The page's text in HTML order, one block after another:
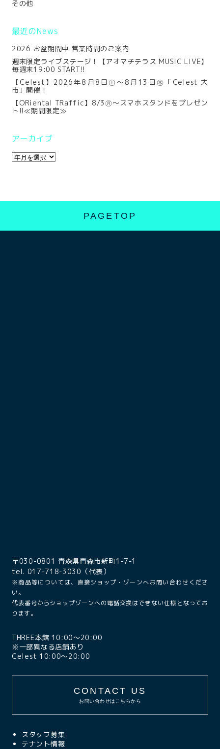
その他
最近のNews
2026 お盆期間中 営業時間のご案内
週末限定ライブステージ！【アオマチテラス MUSIC LIVE】
毎週末19:00 START!!
【Celest】2026年8月8日㊏～8月13日㊍「Celest 大
市」開催！
【ORiental TRaffic】8/3㊊～スマホスタンドをプレゼン
ト!!≪期間限定≫
アーカイブ
PAGETOP
〒030-0801 青森県青森市新町1-7-1
tel. 017-718-3030（代表）
※商品等については、直接ショップ・ゾーンへお問い合わせくださ
い。
代表番号からショップゾーンへの電話交換はできない仕様となってお
ります。
THREE本館 10:00〜20:00
※一部異なる店舗あり
Celest 10:00〜20:00
CONTACT US
お問い合わせはこちらから
スタッフ募集
テナント情報